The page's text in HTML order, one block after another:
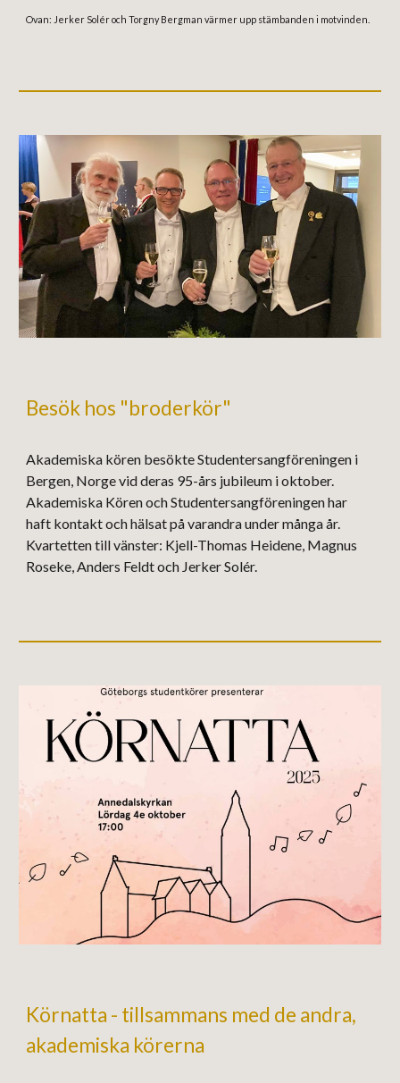
Ovan: Jerker Solér och Torgny Bergman värmer upp stämbanden i motvinden.
Besök hos "broderkör"
Akademiska kören besökte Studentersangföreningen i
Bergen, Norge vid deras 95-års jubileum i oktober.
Akademiska Kören ochStudentersangföreningen har
haft kontakt och hälsat på varandra under många år.
Kvartetten till vänster: Kjell-Thomas Heidene, Magnus
Roseke, Anders Feldt och Jerker Solér.
Körnatta - tillsammans med de andra,
akademiska körerna